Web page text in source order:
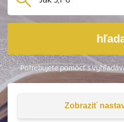
Potrebujete pomôcť s
Zobraziť